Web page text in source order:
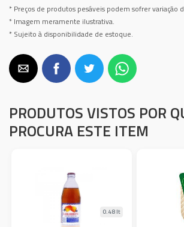
* Preços de produtos pesáveis podem sofrer variação
* Imagem meramente ilustrativa.
* Sujeito à disponibilidade de estoque.
PRODUTOS VISTOS POR
PROCURA ESTE ITEM
0.48 lt